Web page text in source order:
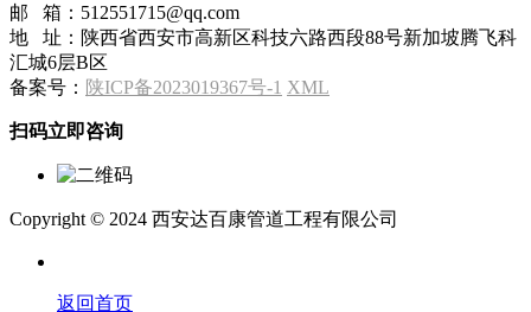
邮 箱：512551715@qq.com
地 址：陕西省西安市高新区科技六路西段88号新加坡腾飞科
汇城6层B区
备案号： 陕ICP备2023019367号-1 XML
扫码立即咨询
Copyright © 2024 西安达百康管道工程有限公司
返回首页